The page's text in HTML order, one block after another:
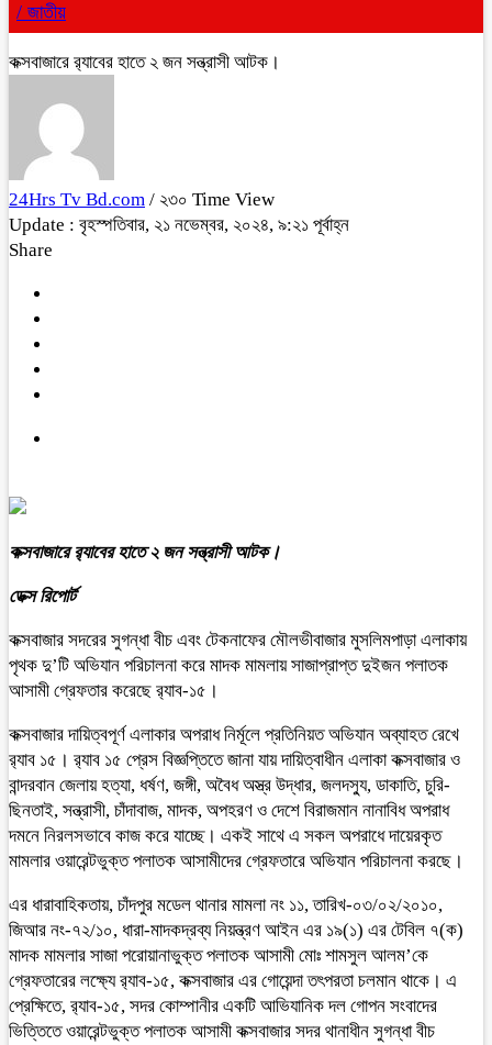
/ জাতীয়
কক্সবাজারে র‍্যাবের হাতে ২ জন সন্ত্রাসী আটক।
24Hrs Tv Bd.com / ২৩০ Time View
Update : বৃহস্পতিবার, ২১ নভেম্বর, ২০২৪, ৯:২১ পূর্বাহ্ন
Share
কক্সবাজারে র‍্যাবের হাতে ২ জন সন্ত্রাসী আটক।
ডেক্স রিপোর্ট
কক্সবাজার সদরের সুগন্ধা বীচ এবং টেকনাফের মৌলভীবাজার মুসলিমপাড়া এলাকায়
পৃথক দু’টি অভিযান পরিচালনা করে মাদক মামলায় সাজাপ্রাপ্ত দুইজন পলাতক
আসামী গ্রেফতার করেছে র‌্যাব-১৫।
কক্সবাজার দায়িত্বপূর্ণ এলাকার অপরাধ নির্মূলে প্রতিনিয়ত অভিযান অব্যাহত রেখে
র‍্যাব ১৫। র‍্যাব ১৫ প্রেস বিজ্ঞপ্তিতে জানা যায় দায়িত্বাধীন এলাকা কক্সবাজার ও
বান্দরবান জেলায় হত্যা, ধর্ষণ, জঙ্গী, অবৈধ অস্ত্র উদ্ধার, জলদস্যু, ডাকাতি, চুরি-
ছিনতাই, সন্ত্রাসী, চাঁদাবাজ, মাদক, অপহরণ ও দেশে বিরাজমান নানাবিধ অপরাধ
দমনে নিরলসভাবে কাজ করে যাচ্ছে। একই সাথে এ সকল অপরাধে দায়েরকৃত
মামলার ওয়ারেন্টভুক্ত পলাতক আসামীদের গ্রেফতারে অভিযান পরিচালনা করছে।
এর ধারাবাহিকতায়, চাঁদপুর মডেল থানার মামলা নং ১১, তারিখ-০৩/০২/২০১০,
জিআর নং-৭২/১০, ধারা-মাদকদ্রব্য নিয়ন্ত্রণ আইন এর ১৯(১) এর টেবিল ৭(ক)
মাদক মামলার সাজা পরোয়ানাভুক্ত পলাতক আসামী মোঃ শামসুল আলম’কে
গ্রেফতারের লক্ষ্যে র‌্যাব-১৫, কক্সবাজার এর গোয়েন্দা তৎপরতা চলমান থাকে। এ
প্রেক্ষিতে, র‌্যাব-১৫, সদর কোম্পানীর একটি আভিযানিক দল গোপন সংবাদের
ভিত্তিতে ওয়ারেন্টভুক্ত পলাতক আসামী কক্সবাজার সদর থানাধীন সুগন্ধা বীচ